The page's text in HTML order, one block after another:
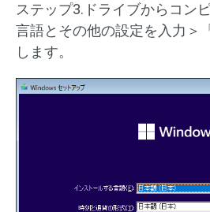
ステップ3.ドライブからコン
言語とその他の設定を入力＞「
します。